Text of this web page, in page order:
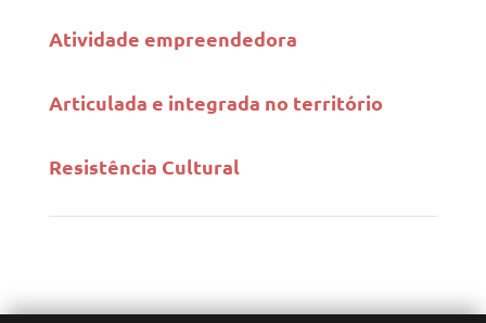
Atividade empreendedora
Articulada e integrada no território
Resistência Cultural